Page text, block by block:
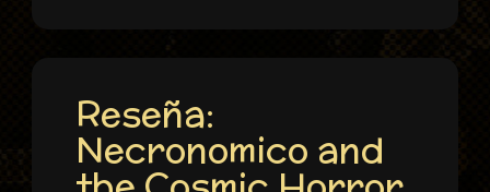
Reseña:
Necronomico and